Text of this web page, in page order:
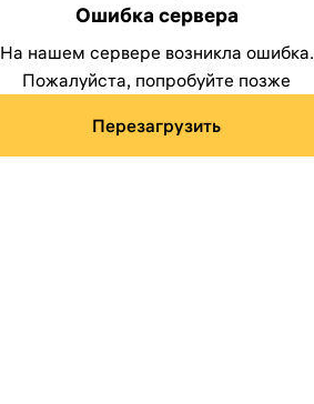
Ошибка сервера
На нашем сервере возникла ошибка.
Пожалуйста, попробуйте позже
Перезагрузить